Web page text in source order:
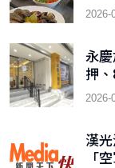
2026-
永
押
2026-
漢
「